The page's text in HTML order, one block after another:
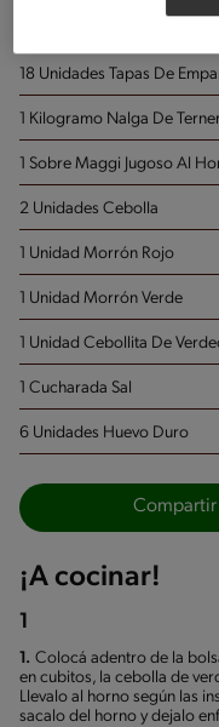
18 Unidades Tapas De
1 Kilogramo Nalga De
1 Sobre Maggi Jugoso Al
2 Unidades Cebolla
1 Unidad Morrón Rojo
1 Unidad Morrón Verde
1 Unidad Cebollita De
1 Cucharada Sal
6 Unidades Huevo Duro
Compartir
¡A cocinar!
1
1. Colocá adentro de la
en cubitos, la cebolla de
Llevalo al horno según las
sacalo del horno y dejalo